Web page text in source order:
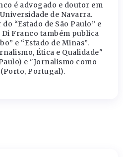
é advogado e doutor em
de Navarra.
“Estado de São Paulo” e
Di Franco também publica
e “Estado de Minas”.
Ética e Qualidade"
e "Jornalismo como
Portugal).